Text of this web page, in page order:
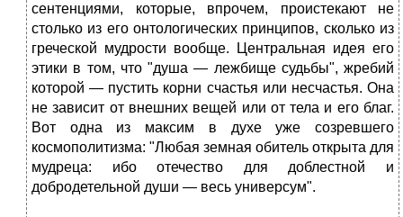
сентенциями, которые, впрочем, проистекают не
столько из его онтологических принципов, сколько из
греческой мудрости вообще. Центральная идея его
этики в том, что "душа — лежбище судьбы", жребий
которой — пустить корни счастья или несчастья. Она
не зависит от внешних вещей или от тела и его благ.
Вот одна из максим в духе уже созревшего
космополитизма: "Любая земная обитель открыта для
мудреца: ибо отечество для доблестной и
добродетельной души — весь универсум".